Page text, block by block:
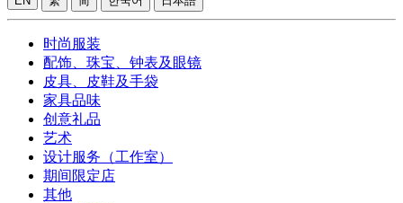
时尚服装
配饰、珠宝、钟表及眼镜
皮具、皮鞋及手袋
家具品味
创意礼品
艺术
设计服务（工作室）
期间限定店
其他